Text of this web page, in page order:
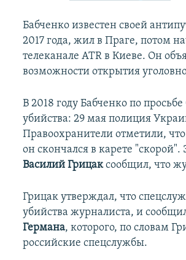
Бабченко известен своей
2017 года, жил в Праге, потом
телеканале ATR в Киеве. Он
возможности открытия
В 2018 году Бабченко по
убийства: 29 мая полиция
Правоохранители отметили, что
он скончался в карете
Василий Грицаксообщил, что
Грицак утверждал, что
убийства журналиста, и
Германа, которого, по словам
российские спецслужбы.